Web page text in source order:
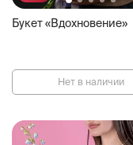
Букет «Вдохновение»
Нет в наличии